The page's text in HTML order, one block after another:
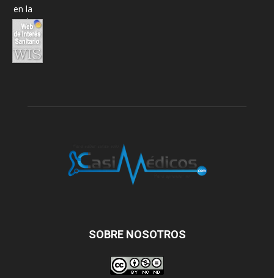
SOBRE NOSOTROS